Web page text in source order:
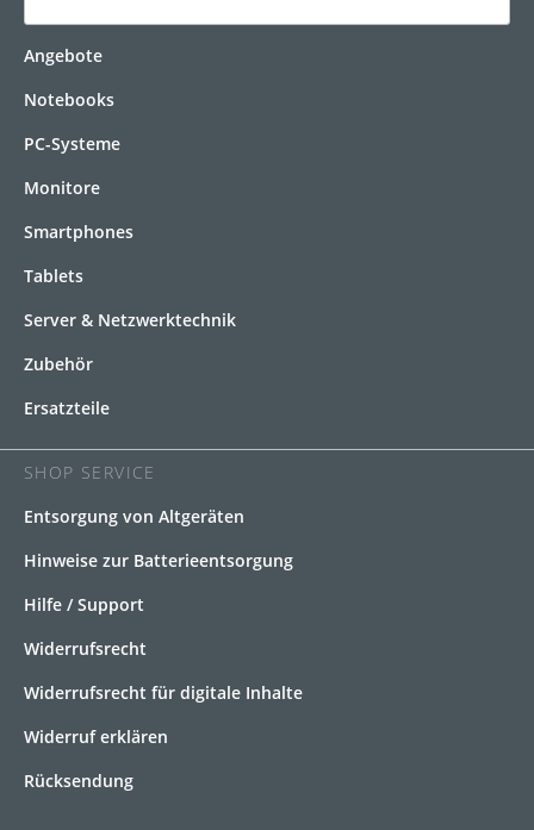
Angebote
Notebooks
PC-Systeme
Monitore
Smartphones
Tablets
Server & Netzwerktechnik
Zubehör
Ersatzteile
SHOP SERVICE
Entsorgung von Altgeräten
Hinweise zur Batterieentsorgung
Hilfe / Support
Widerrufsrecht
Widerrufsrecht für digitale Inhalte
Widerruf erklären
Rücksendung